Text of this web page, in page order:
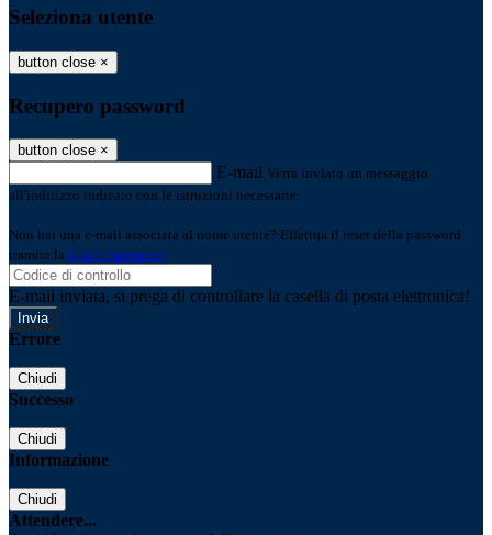
Seleziona utente
button close ×
Recupero password
button close ×
E-mail Verrà inviato un messaggio
all'indirizzo indicato con le istruzioni necessarie.
Non hai una e-mail associata al nome utente? Effettua il reset della password
tramite la Login Spaggiari
E-mail inviata, si prega di controllare la casella di posta elettronica!
Errore
Chiudi
Successo
Chiudi
Informazione
Chiudi
Attendere...